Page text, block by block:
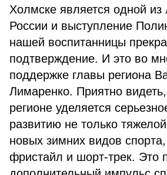
Холмске является одной из
России и выступление
нашей воспитанницы
подтверждение. И это во
поддержке главы региона
Лимаренко. Приятно
регионе уделяется
развитию не только
новых зимних видов спорта,
фристайл и шорт-трек. Это